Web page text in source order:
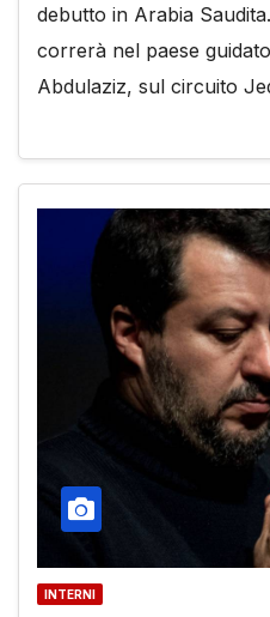
debutto in Arabia
correrà nel paese
Abdulaziz, sul circuito
INTERNI